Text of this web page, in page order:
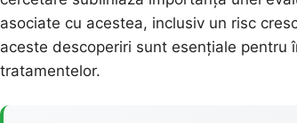
asociate cu acestea, inclusiv un risc
aceste descoperiri sunt esențiale
tratamentelor.